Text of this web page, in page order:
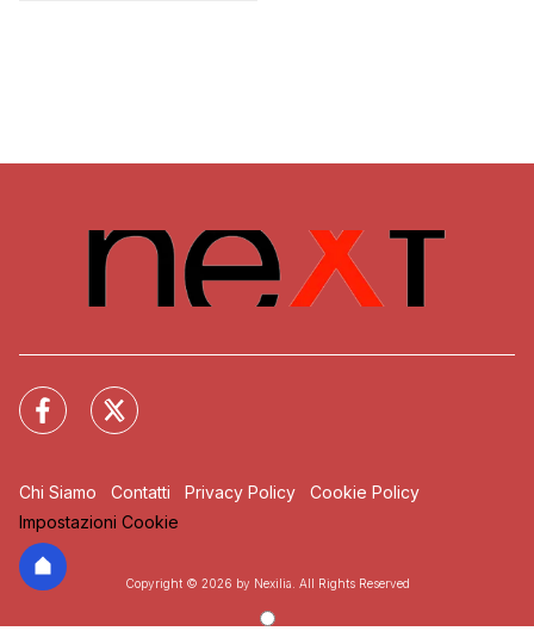
Chi Siamo Contatti Privacy Policy
Cookie Policy
Impostazioni Cookie
Copyright © 2026 by Nexilia. All Rights Reserved